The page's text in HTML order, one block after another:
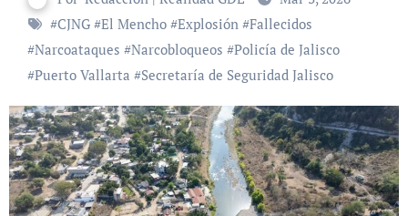
#CJNG#El Mencho#Explosión #Fallecidos
#Narcoataques #Narcobloqueos #Policía de Jalisco
#Puerto Vallarta #Secretaría de Seguridad Jalisco